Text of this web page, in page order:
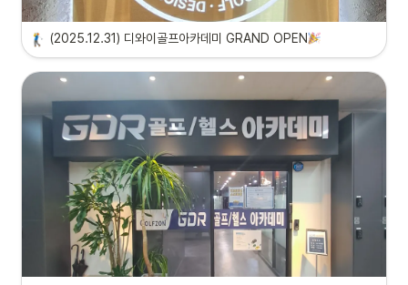
(2025.12.31) 디와이골프아카데미 GRAND OPEN